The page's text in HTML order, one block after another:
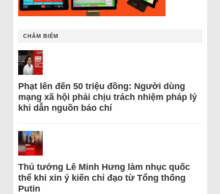
CHÂM BIẾM
Phạt lên đến 50 triệu đồng: Người dùng
mạng xã hội phải chịu trách nhiệm pháp lý
khi dẫn nguồn báo chí
Thủ tướng Lê Minh Hưng làm nhục quốc
thể khi xin ý kiến chỉ đạo từ Tổng thống
Putin